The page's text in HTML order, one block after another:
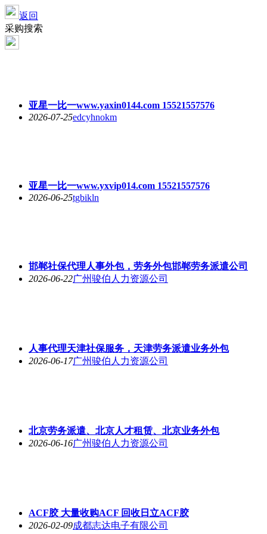
返回
采购搜索
亚星一比一www.yaxin0144.com 15521557576
2026-07-25edcyhnokm
亚星一比一www.yxvip014.com 15521557576
2026-06-25tgbikln
邯郸社保代理人事外包，劳务外包邯郸劳务派遣公司
2026-06-22广州骏伯人力资源公司
人事代理天津社保服务，天津劳务派遣业务外包
2026-06-17广州骏伯人力资源公司
北京劳务派遣、北京人才租赁、北京业务外包
2026-06-16广州骏伯人力资源公司
ACF胶 大量收购ACF 回收日立ACF胶
2026-02-09成都志达电子有限公司